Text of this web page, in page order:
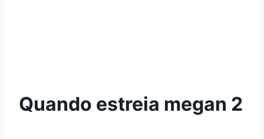
Quando estreia megan 2